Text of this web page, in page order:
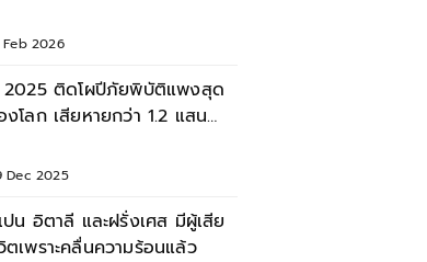
Feb 2026
ติดโผปีภัยพิบัติแพงสุด
งโลก เสียหายกว่า 1.2 แสน
Dec 2025
ปน อิตาลี และฝรั่งเศส มีผู้เสีย
ตเพราะคลื่นความร้อนแล้ว